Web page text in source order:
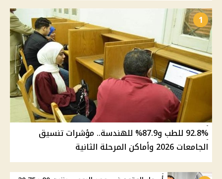
1
92.8% للطب و87.9% للهندسة.. مؤشرات تنسيق
الجامعات 2026 وأماكن المرحلة الثانية